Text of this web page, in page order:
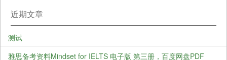
近期文章
测试
雅思备考资料Mindset for IELTS 电子版 第三册，百度网盘PDF